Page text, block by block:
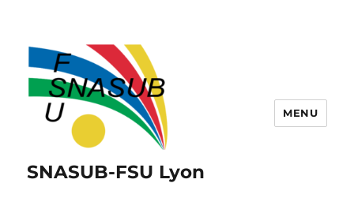
SNASUB-FSU Lyon
MENU